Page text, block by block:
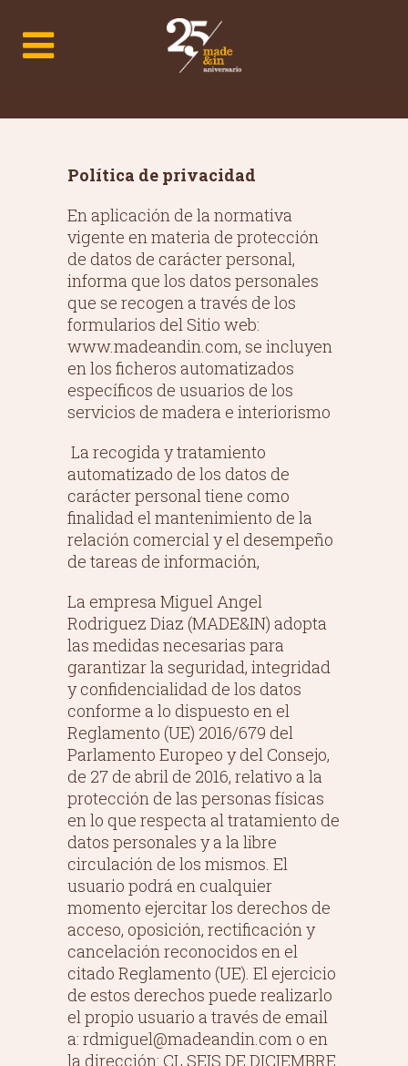
Política de privacidad
En aplicación de la normativa
vigente en materia de protección
de datos de carácter personal,
informa que los datos personales
que se recogen a través de los
formularios del Sitio web:
www.madeandin.com, se incluyen
en los ficheros automatizados
específicos de usuarios de los
servicios de madera e interiorismo
La recogida y tratamiento
automatizado de los datos de
carácter personal tiene como
finalidad el mantenimiento de la
relación comercial y el desempeño
de tareas de información,
La empresa Miguel Angel
Rodriguez Diaz (MADE&IN) adopta
las medidas necesarias para
garantizar la seguridad, integridad
y confidencialidad de los datos
conforme a lo dispuesto en el
Reglamento (UE) 2016/679 del
Parlamento Europeo y del Consejo,
de 27 de abril de 2016, relativo a la
protección de las personas físicas
en lo que respecta al tratamiento de
datos personales y a la libre
circulación de los mismos. El
usuario podrá en cualquier
momento ejercitar los derechos de
acceso, oposición, rectificación y
cancelación reconocidos en el
citado Reglamento (UE). El ejercicio
de estos derechos puede realizarlo
el propio usuario a través de email
a: rdmiguel@madeandin.com o en
la dirección: CL SEIS DE DICIEMBRE